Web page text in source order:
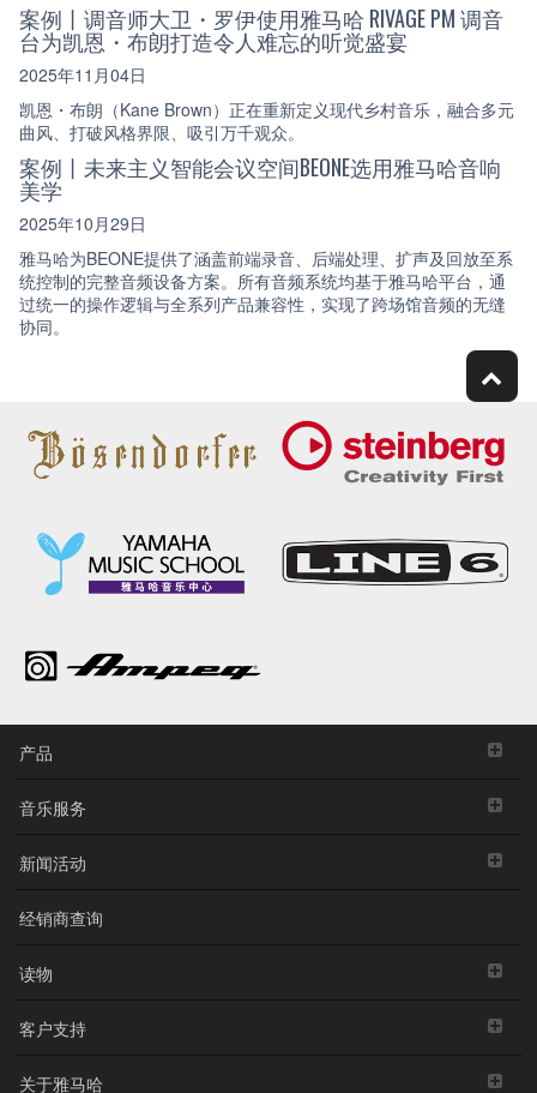
案例丨调音师大卫・罗伊使用雅马哈 RIVAGE PM 调音
台为凯恩・布朗打造令人难忘的听觉盛宴
2025年11月04日
凯恩・布朗（Kane Brown）正在重新定义现代乡村音乐，融合多元
曲风、打破风格界限、吸引万千观众。
案例丨未来主义智能会议空间BEONE选用雅马哈音响
美学
2025年10月29日
雅马哈为BEONE提供了涵盖前端录音、后端处理、扩声及回放至系
统控制的完整音频设备方案。所有音频系统均基于雅马哈平台，通
过统一的操作逻辑与全系列产品兼容性，实现了跨场馆音频的无缝
协同。
产品
音乐服务
新闻活动
经销商查询
读物
客户支持
关于雅马哈